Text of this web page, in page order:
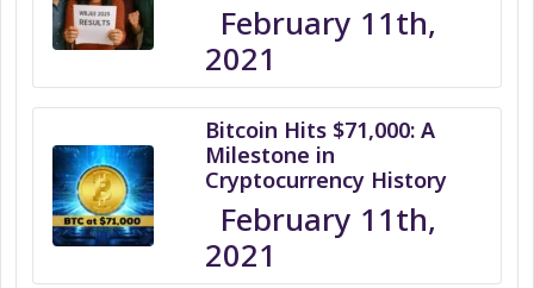
February 11th,
2021
Bitcoin Hits $71,000: A
Milestone in
Cryptocurrency History
February 11th,
2021